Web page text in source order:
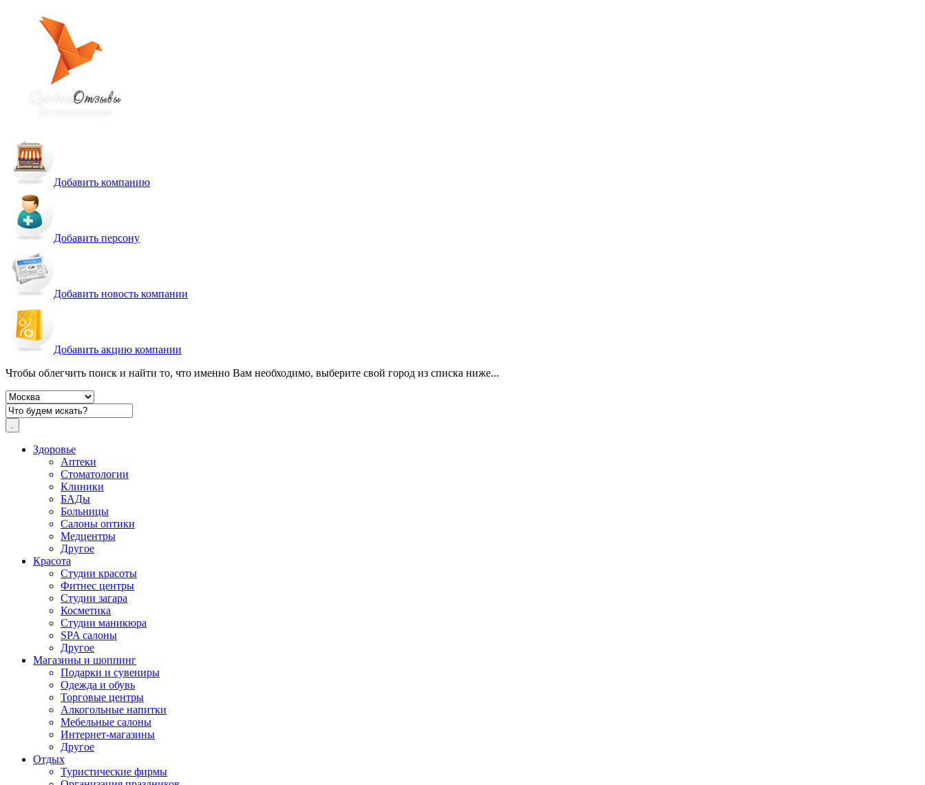
Добавить компанию
Добавить персону
Добавить новость компании
Добавить акцию компании
Чтобы облегчить поиск и найти то, что именно Вам необходимо, выберите свой город из списка ниже...
Здоровье
Аптеки
Стоматологии
Клиники
БАДы
Больницы
Салоны оптики
Медцентры
Другое
Красота
Студии красоты
Фитнес центры
Студии загара
Косметика
Студии маникюра
SPA салоны
Другое
Магазины и шоппинг
Подарки и сувениры
Одежда и обувь
Торговые центры
Алкогольные напитки
Мебельные салоны
Интернет-магазины
Другое
Отдых
Туристические фирмы